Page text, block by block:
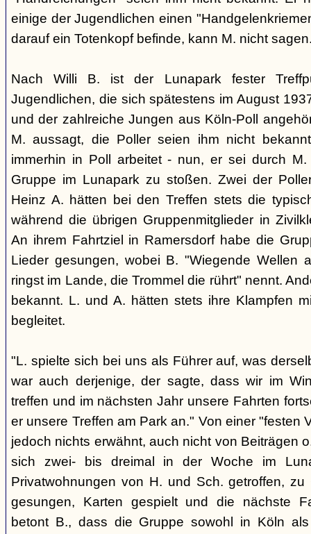
einige der Jugendlichen einen
darauf ein Totenkopf befinde, kann M. nicht
Nach Willi B. ist der Lunapark fester
Jugendlichen, die sich spätestens im August
und der zahlreiche Jungen aus Köln-Poll
M. aussagt, die Poller seien ihm nicht
immerhin in Poll arbeitet - nun, er sei durch M.
Gruppe im Lunapark zu stoßen. Zwei der
Heinz A. hätten bei den Treffen stets die
während die übrigen Gruppenmitglieder in
An ihrem Fahrtziel in Ramersdorf habe die
Lieder gesungen, wobei B. "Wiegende Wellen
ringst im Lande, die Trommel die rührt" nennt.
bekannt. L. und A. hätten stets ihre Klampfen
begleitet.
"L. spielte sich bei uns als Führer auf, was
war auch derjenige, der sagte, dass wir im
treffen und im nächsten Jahr unsere Fahrten
er unsere Treffen am Park an." Von einer "festen
jedoch nichts erwähnt, auch nicht von Beiträgen
sich zwei- bis dreimal in der Woche im
Privatwohnungen von H. und Sch. getroffen, zu
gesungen, Karten gespielt und die nächste
betont B., dass die Gruppe sowohl in Köln